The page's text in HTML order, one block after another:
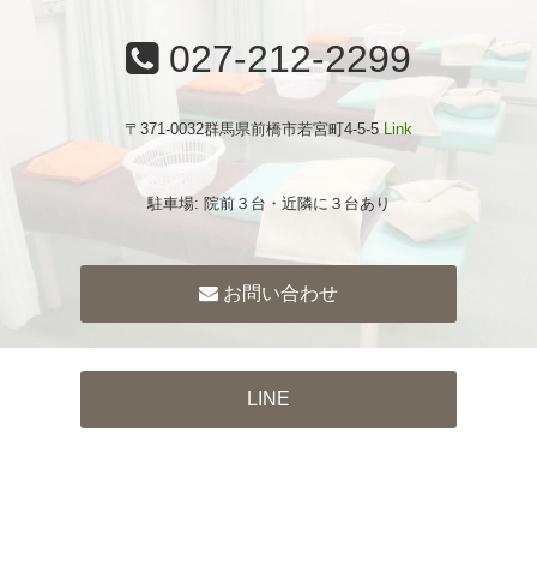
027-212-2299
〒371-0032群馬県前橋市若宮町4-5-5Link
駐車場: 院前３台・近隣に３台あり
お問い合わせ
LINE